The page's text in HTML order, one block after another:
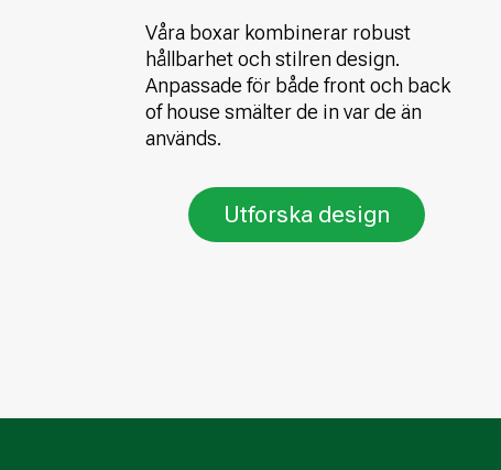
Våra boxar kombinerar robust
hållbarhet och stilren design.
Anpassade för både front och back
of house smälter de in var de än
används.
Utforska design